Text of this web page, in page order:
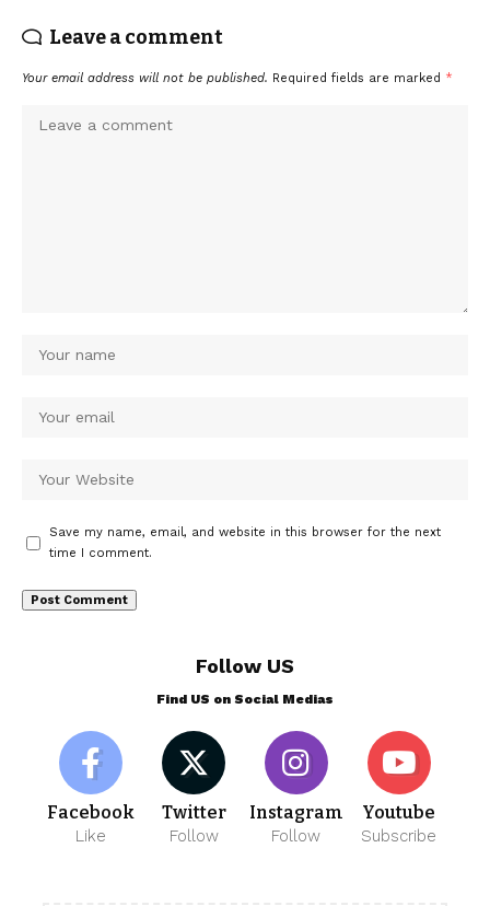
Leave a comment
Your email address will not be published. Required fields are marked *
Save my name, email, and website in this browser for the next
time I comment.
Follow US
Find US on Social Medias
Facebook
Like
Twitter
Follow
Instagram
Follow
Youtube
Subscribe